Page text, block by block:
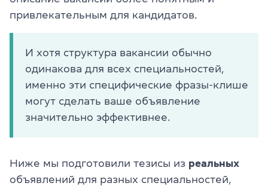
привлекательным для кандидатов.
И хотя структура вакансии обычно
одинакова для всех специальностей,
именно эти специфические фразы-клише
могут сделать ваше объявление
значительно эффективнее.
Ниже мы подготовили тезисы из реальных
объявлений для разных специальностей,